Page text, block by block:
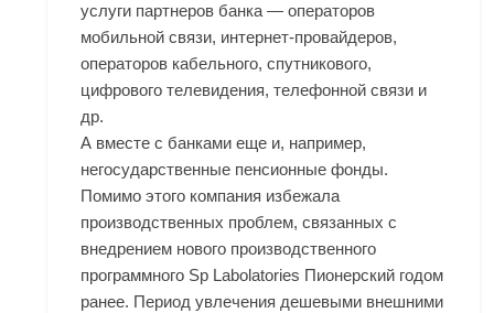
услуги партнеров банка — операторов
мобильной связи, интернет-провайдеров,
операторов кабельного, спутникового,
цифрового телевидения, телефонной связи и
др.
А вместе с банками еще и, например,
негосударственные пенсионные фонды.
Помимо этого компания избежала
производственных проблем, связанных с
внедрением нового производственного
программного Sp Labolatories Пионерский годом
ранее. Период увлечения дешевыми внешними